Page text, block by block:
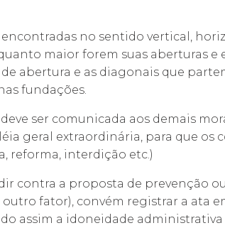
no sentido vertical,
maior forem suas aberturas e
abertura e as diagonais que
fundações.
ser comunicada aos demais
geral extraordinária, para que os
reforma, interdição etc.)
contra a proposta de prevenção
fator), convém registrar a ata
assim a idoneidade